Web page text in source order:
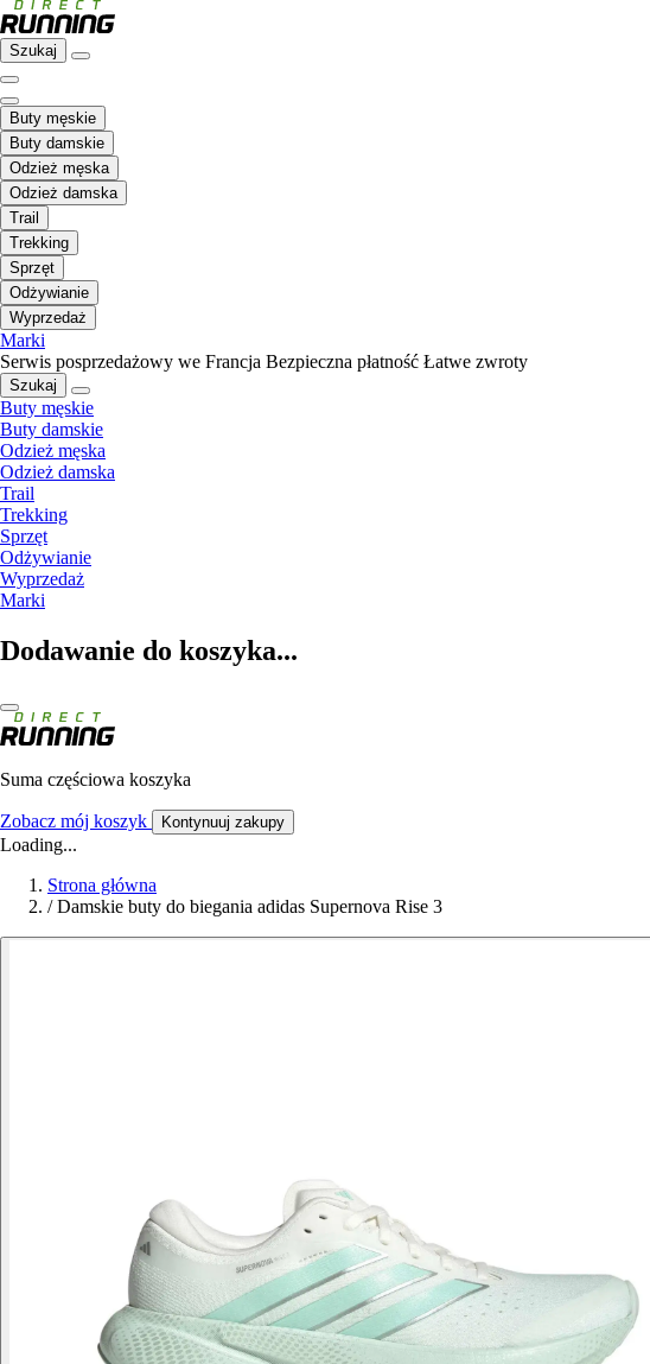
Szukaj
Buty męskie
Buty damskie
Odzież męska
Odzież damska
Trail
Trekking
Sprzęt
Odżywianie
Wyprzedaż
Marki
Serwis posprzedażowy we Francja Bezpieczna płatność Łatwe zwroty
Szukaj
Buty męskie
Buty damskie
Odzież męska
Odzież damska
Trail
Trekking
Sprzęt
Odżywianie
Wyprzedaż
Marki
Dodawanie do koszyka...
Suma częściowa koszyka
Zobacz mój koszyk Kontynuuj zakupy
Loading...
Strona główna
/ Damskie buty do biegania adidas Supernova Rise 3